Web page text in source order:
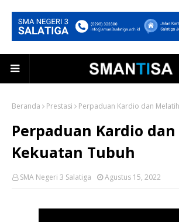
Beranda Prestasi Perpaduan Kardio dan
Perpaduan Kardio
Kekuatan Tubuh
SMA Negeri 3 Salatiga Agustus 15, 2022